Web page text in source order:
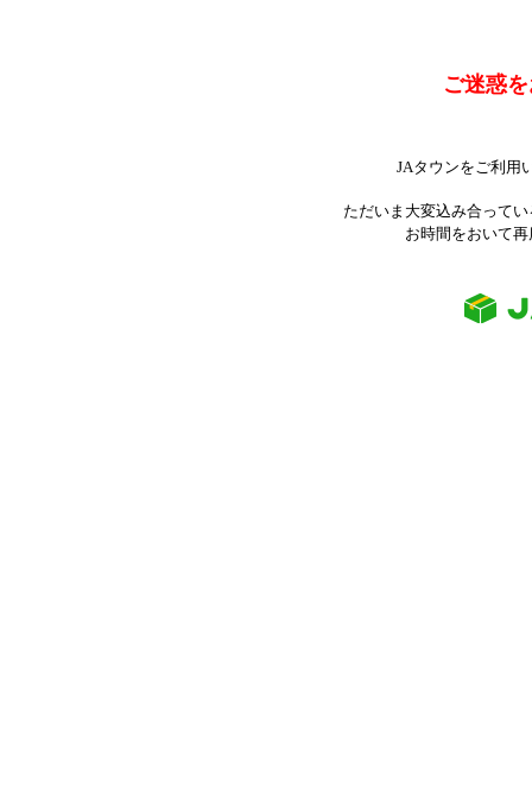
ご迷惑
JAタウンをご利用
ただいま大変込み合って
お時間をおいて